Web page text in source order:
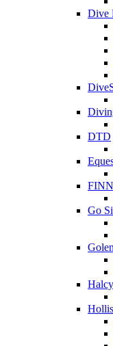
Dive
DTD
Go
Hollis